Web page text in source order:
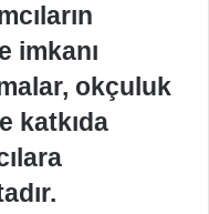
imkanı
okçuluk
katkıda